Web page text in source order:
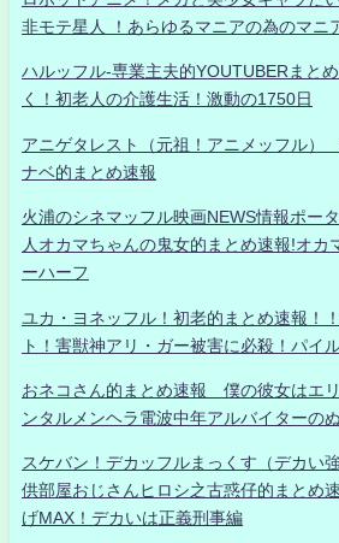
非モテ星人 ！あらゆるマニアの為のマニ
ハルッフル-専業主夫的YOUTUBERまと
く！初老人の介護生活！激動の1750日
アニゲタレスト（元祖！アニメッフル）
ナベ的まとめ速報
火浦のシネマッフル映画NEWS情報ポー
人オカマちゃんの鬼女的まとめ速報!オカ
ーハーフ
ユカ・ヨネッフル！初老的まとめ速報！
ト！害獣神アリ・ガー被害に必殺！パイ
おネコさん的まとめ速報 僕の彼女はエ
ンタルメンヘラ電波中年アルバイターの
スケバン！デカッフルまっくす（デカい
供部屋おじさんヒロシ之古惑仔的まとめ
げMAX！デカいは正義刑事編